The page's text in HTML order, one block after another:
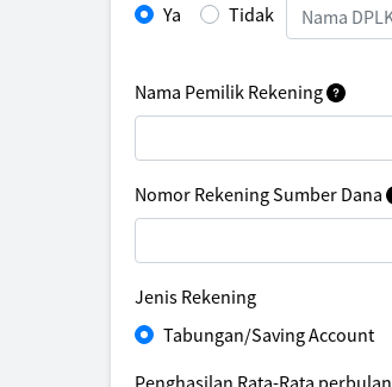
Ya
Tidak
Nama Pemilik Rekening
Nomor Rekening Sumber Dana
Jenis Rekening
Tabungan/Saving Account
Penghasilan Rata-Rata perbulan